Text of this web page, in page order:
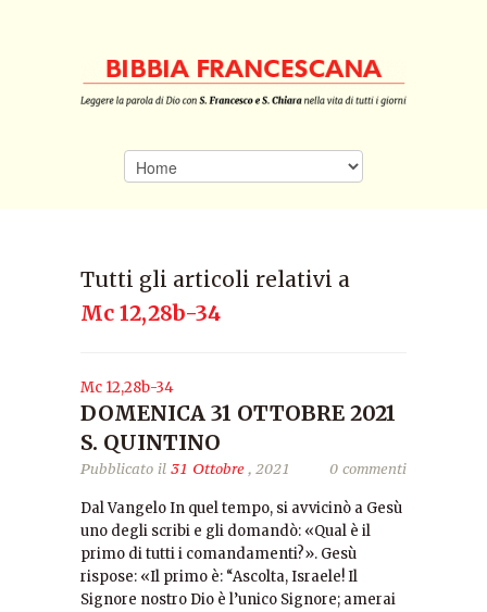
Tutti gli articoli relativi a
Mc 12,28b-34
Mc 12,28b-34
DOMENICA 31 OTTOBRE 2021
S. QUINTINO
Pubblicato il 31 Ottobre, 2021 0 commenti
Dal Vangelo In quel tempo, si avvicinò a Gesù
uno degli scribi e gli domandò: «Qual è il
primo di tutti i comandamenti?». Gesù
rispose: «Il primo è: “Ascolta, Israele! Il
Signore nostro Dio è l’unico Signore; amerai